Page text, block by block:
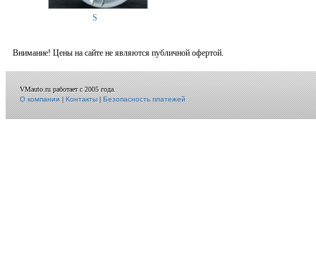
S
Внимание! Цены на сайте не являются публичной офертой.
VMauto.ru работает с 2005 года.
О компании|Контакты|Безопасность платежей